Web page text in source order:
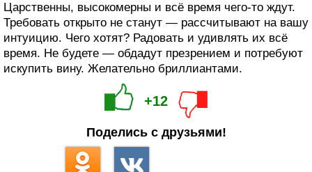
Царственны, высокомерны и всё время чего-то ждут.
Требовать открыто не станут — рассчитывают на вашу
интуицию. Чего хотят? Радовать и удивлять их всё
время. Не будете — обдадут презрением и потребуют
искупить вину. Желательно бриллиантами.
+12
Поделись с друзьями!